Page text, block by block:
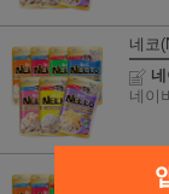
네코
네이
네